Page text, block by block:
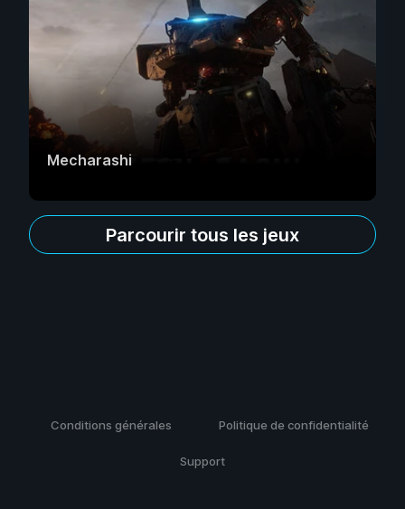
Mecharashi
Parcourir tous les jeux
Conditions générales Politique de confidentialité
Support